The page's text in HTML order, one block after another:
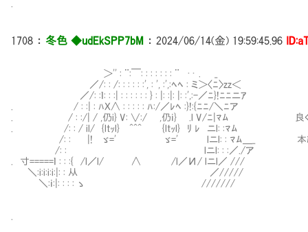
1708 ： 冬色 ◆udEkSPP7bM ： 2024/06/14(金) 19:59:45.96
＞'' : ¨:￣: : : : : : : ¨ ‥ . _
／/: : /: : : : : :', : ', :',:ﾍﾍ : ミ＞〈ﾆ〉zz＜
／/: :ｌ: : :| : : : : : : } : |: :|: |: :',:-／ﾆ}!ﾆﾆニｱ
. / : :| : ﾊＸ∧ : : : : : ﾊ:/／ﾚﾍ :}!:{ﾆﾆ/＼ﾆア
. / : :/| / ,仍i} V: ∨:/ ,仍ｉ} ⅵ.l V/ﾆ|ﾏﾑ 良く考え
. /: : / il/ {ltｯl} ^^^ {ltｯl} ﾘ ﾚ ニl: :ﾏﾑ
/: :Ⅳ |! ゞ=' ゞ=' lニl: : ﾏﾑ＿_ 本編に関係ない
/: :Ⅳ lニl: : :／./ア
. 寸=====ｌ : : :{ /l／l/ ∧ /l／И/ lニl／ ///
＼:i:i:i:i:|: : 从 ／/////
＼:ｉ:|: : : : ゝ ///////